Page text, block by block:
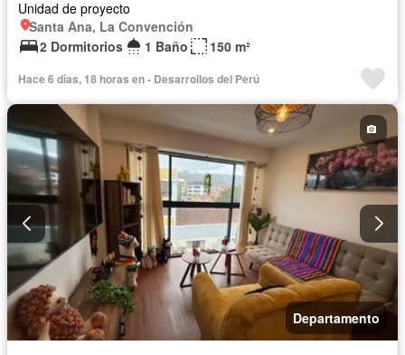
Unidad de proyecto
Santa Ana, La Convención
2 Dormitorios
1 Baño 150 m²
Hace 6 días, 18 horas en - Desarrollos del Perú
Departamento